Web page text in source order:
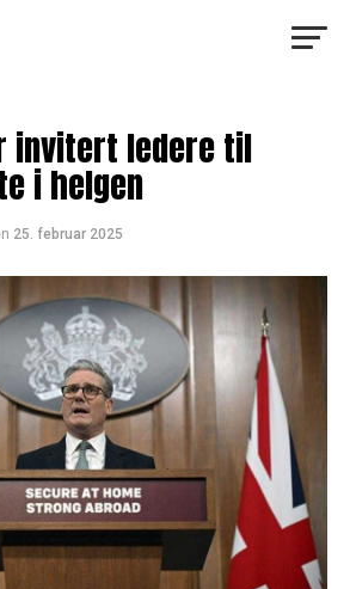
invitert ledere til
i helgen
25. februar 2025